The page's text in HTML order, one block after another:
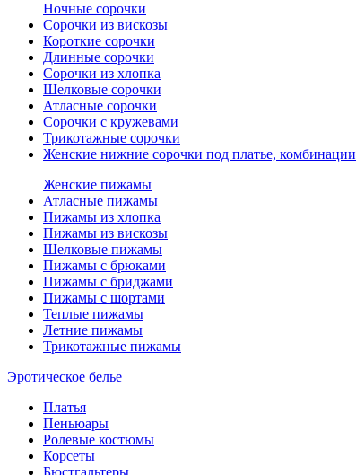
Ночные сорочки
Сорочки из вискозы
Короткие сорочки
Длинные сорочки
Сорочки из хлопка
Шелковые сорочки
Атласные сорочки
Сорочки с кружевами
Трикотажные сорочки
Женские нижние сорочки под платье, комбинации
Женские пижамы
Атласные пижамы
Пижамы из хлопка
Пижамы из вискозы
Шелковые пижамы
Пижамы с брюками
Пижамы с бриджами
Пижамы с шортами
Теплые пижамы
Летние пижамы
Трикотажные пижамы
Эротическое белье
Платья
Пеньюары
Ролевые костюмы
Корсеты
Бюстгальтеры